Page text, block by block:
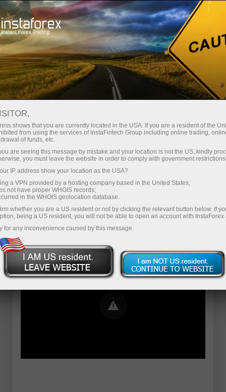
Трейдерам Форекс аналитика
Форекс ТВ
Форекс-видео новости
Error loading YouTube: Video could not be
played
shows that you are currently located in the USA. If you are a resident of the
from using the services of InstaFintech Group including online trading,
of funds, etc.
are seeing this message by mistake and your location is not the US, kindly
you must leave the website in order to comply with government
IP address show your location as the USA?
a VPN provided by a hosting company based in the United States;
not have proper WHOIS records;
in the WHOIS geolocation database.
whether you are a US resident or not by clicking the relevant button below. If
being a US resident, you will not be able to open an account with InstaForex
for any inconvenience caused by this message.